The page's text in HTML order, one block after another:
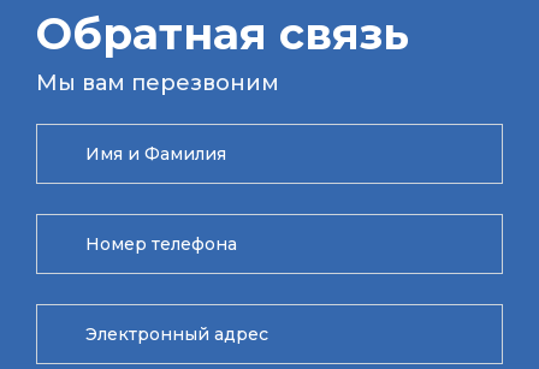
Обратная связь
Мы вам перезвоним